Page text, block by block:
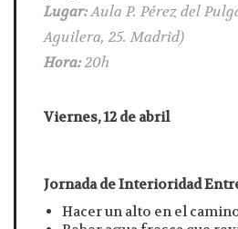
Lugar:Aula P. Pérez del
Aguilera, 25. Madrid)
Hora:20h
Viernes, 12 de abril
Jornada de Interioridad
Hacer un alto en el